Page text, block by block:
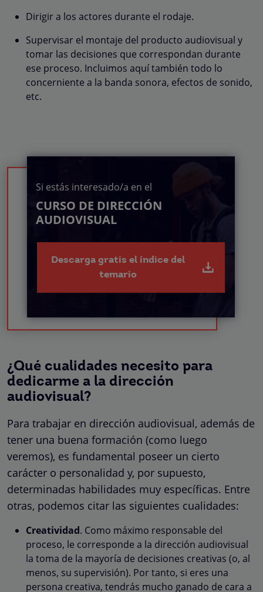
Dirigir a los actores durante el rodaje.
Supervisar el montaje del producto audiovisual y
tomar las decisiones que correspondan durante
ese proceso. Incluimos aquí también todo lo
concerniente a la banda sonora, efectos de sonido,
etc.
Si estás interesado/a en el
CURSO DE DIRECCIÓN
AUDIOVISUAL
Descarga gratis el índice del
temario
¿Qué cualidades necesito para
dedicarme a la dirección
audiovisual?
Para trabajar en dirección audiovisual, además de
tener una buena formación (como luego
veremos), es fundamental poseer un cierto
carácter o personalidad y, por supuesto,
determinadas habilidades muy específicas. Entre
otras, podemos citar las siguientes cualidades:
Creatividad. Como máximo responsable del
proceso, le corresponde a la dirección audiovisual
la toma de la mayoría de decisiones creativas (o, al
menos, su supervisión). Por tanto, si eres una
persona creativa, tendrás mucho ganado de cara a